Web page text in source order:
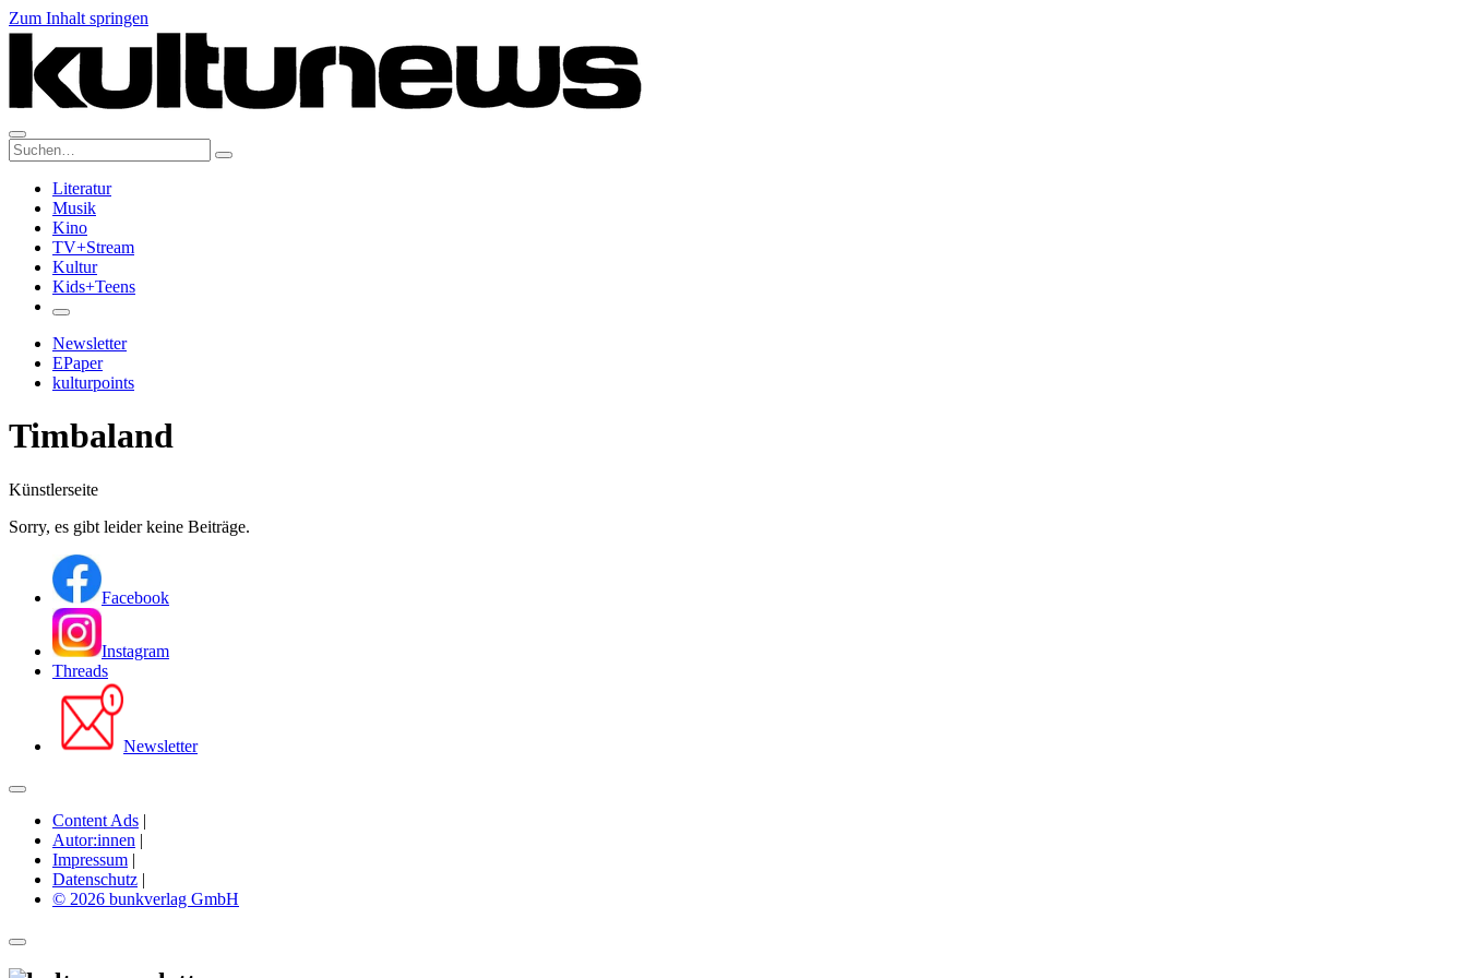
Zum Inhalt springen
Suche:
Literatur
Musik
Kino
TV+Stream
Kultur
Kids+Teens
Newsletter
EPaper
kulturpoints
Timbaland
Künstlerseite
Sorry, es gibt leider keine Beiträge.
Facebook
Instagram
Threads
Newsletter
Content Ads |
Autor:innen |
Impressum |
Datenschutz |
© 2026 bunkverlag GmbH